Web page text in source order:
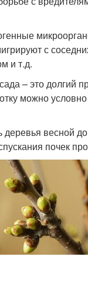
с
и т.д.
– это долгий
можно условно
весной
почек